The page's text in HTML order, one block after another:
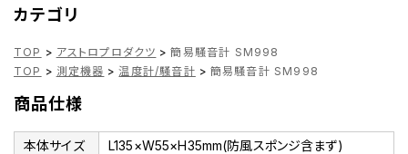
カテゴリ
TOP > アストロプロダクツ > 簡易騒音計 SM998
TOP > 測定機器 > 温度計/騒音計 > 簡易騒音計 SM998
商品仕様
本体サイズ L135×W55×H35mm(防風スポンジ含まず)